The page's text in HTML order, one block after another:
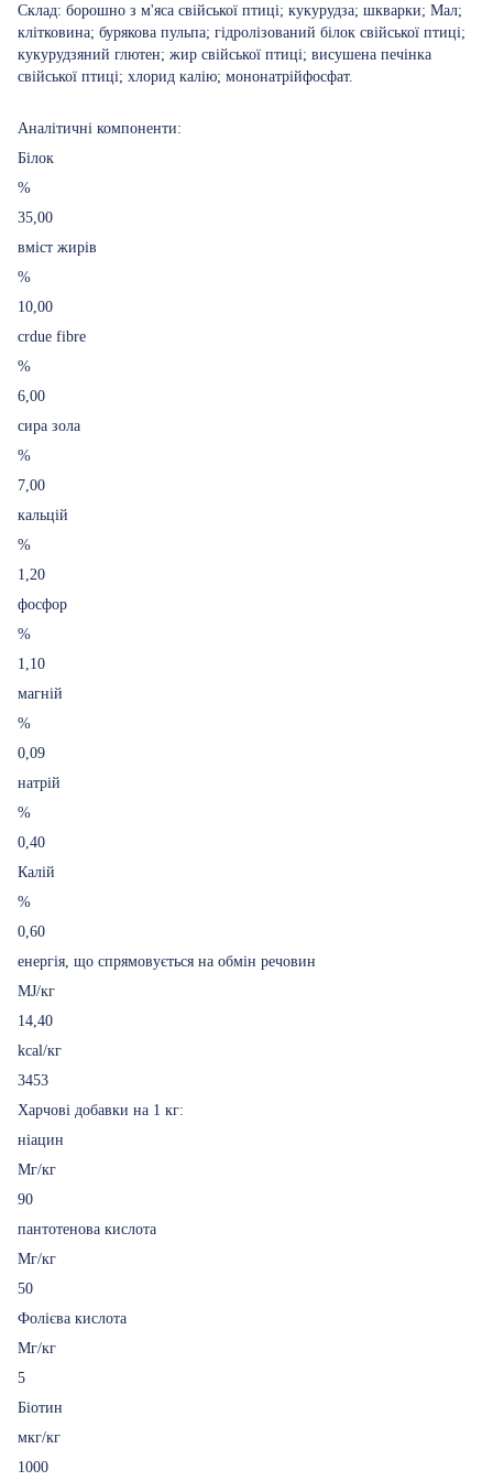
Склад: борошно з м'яса свійської птиці; кукурудза; шкварки; Мал;
клітковина; бурякова пульпа; гідролізований білок свійської птиці;
кукурудзяний глютен; жир свійської птиці; висушена печінка
свійської птиці; хлорид калію; мононатрійфосфат.
Аналітичні компоненти:
Білок
%
35,00
вміст жирів
%
10,00
crdue fibre
%
6,00
сира зола
%
7,00
кальцій
%
1,20
фосфор
%
1,10
магній
%
0,09
натрій
%
0,40
Калій
%
0,60
енергія, що спрямовується на обмін речовин
MJ/кг
14,40
kcal/кг
3453
Харчові добавки на 1 кг:
ніацин
Мг/кг
90
пантотенова кислота
Мг/кг
50
Фолієва кислота
Мг/кг
5
Біотин
мкг/кг
1000